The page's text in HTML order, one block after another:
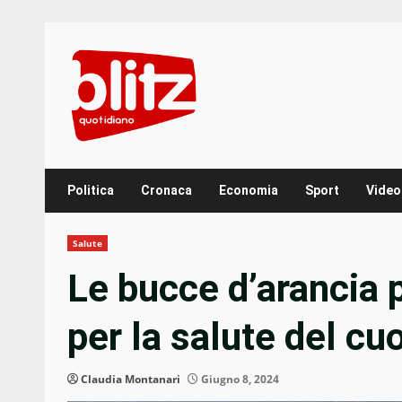
content
Politica Cronaca Economia Sport Video
Salute
Le bucce
per la salute del
Claudia Montanari Giugno 8, 2024